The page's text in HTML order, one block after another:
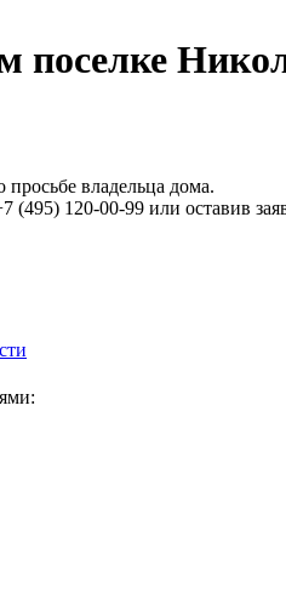
поселке
владельца дома.
(495) 120-00-99 или оставив